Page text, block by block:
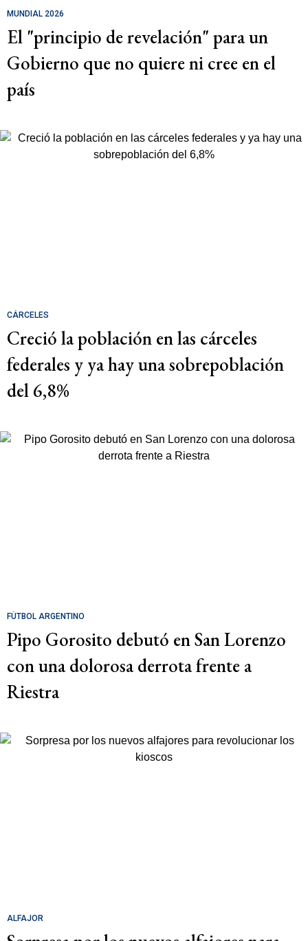
MUNDIAL 2026
El "principio de revelación" para un
Gobierno que no quiere ni cree en el
país
CÁRCELES
Creció la población en las cárceles
federales y ya hay una sobrepoblación
del 6,8%
FÚTBOL ARGENTINO
Pipo Gorosito debutó en San Lorenzo
con una dolorosa derrota frente a
Riestra
ALFAJOR